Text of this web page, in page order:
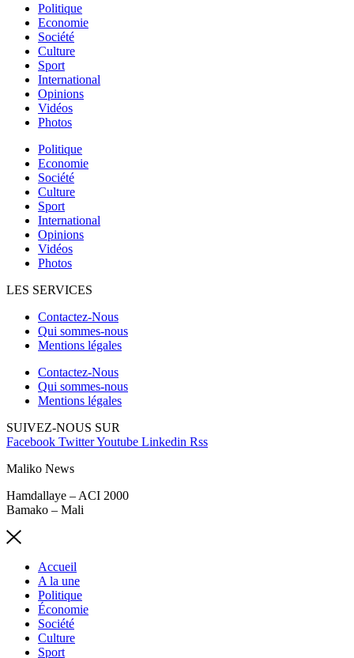
Politique
Economie
Société
Culture
Sport
International
Opinions
Vidéos
Photos
Politique
Economie
Société
Culture
Sport
International
Opinions
Vidéos
Photos
LES SERVICES
Contactez-Nous
Qui sommes-nous
Mentions légales
Contactez-Nous
Qui sommes-nous
Mentions légales
SUIVEZ-NOUS SUR
Facebook TwitterYoutube Linkedin Rss
Maliko News
Hamdallaye – ACI 2000
Bamako – Mali
Accueil
A la une
Politique
Économie
Société
Culture
Sport